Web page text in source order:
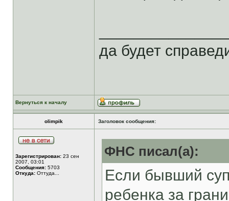
да будет
Вернуться к началу
olimpik Заголовок сообщения:
Зарегистрирован: 23 сен
2007, 03:01
Сообщения: 5703
Откуда: Оттуда...
ФНС писал(а):
Если бывший
ребенка за